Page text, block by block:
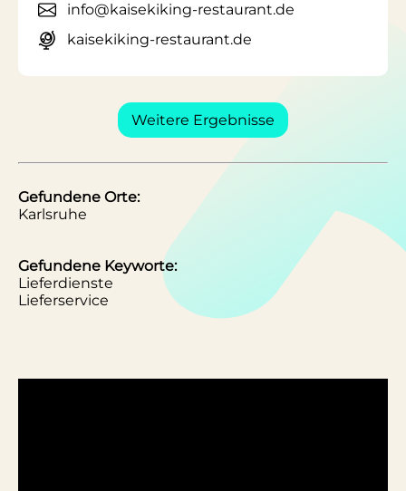
info@kaisekiking-restaurant.de
kaisekiking-restaurant.de
Weitere Ergebnisse
Gefundene Orte:
Karlsruhe
Gefundene Keyworte:
Lieferdienste
Lieferservice